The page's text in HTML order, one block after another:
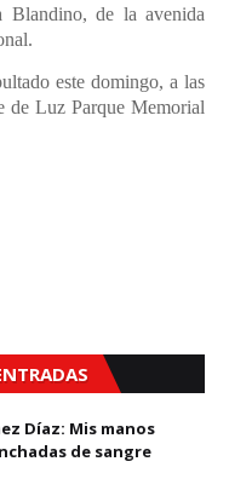
Blandino, de la avenida
este domingo, a las
de Luz Parque Memorial
Díaz: Mis manos
de sangre